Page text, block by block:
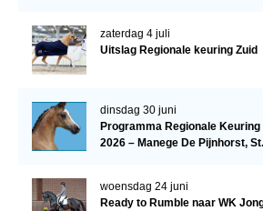
NRPS-Boegbeeld
Cornage
Röntgenonderzoek
Dekhengsten
zaterdag 4 juli
Uitslag Regionale keuring Zuid
dinsdag 30 juni
Programma Regionale
2026 – Manege De Pijnhorst,
woensdag 24 juni
Ready to Rumble naar WK